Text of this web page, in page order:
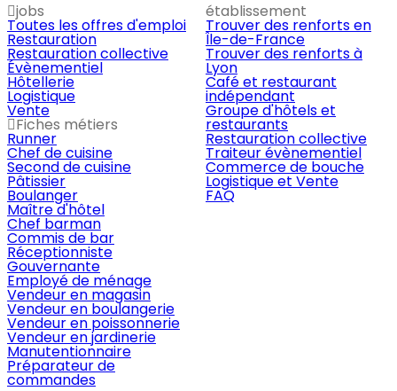
jobs
Toutes les offres d'emploi
Restauration
Restauration collective
Évènementiel
Hôtellerie
Logistique
Vente
Fiches métiers
Runner
Chef de cuisine
Second de cuisine
Pâtissier
Boulanger
Maître d'hôtel
Chef barman
Commis de bar
Réceptionniste
Gouvernante
Employé de ménage
Vendeur en magasin
Vendeur en boulangerie
Vendeur en poissonnerie
Vendeur en jardinerie
Manutentionnaire
Préparateur de
commandes
établissement
Trouver des renforts en
Île-de-France
Trouver des renforts à
Lyon
Café et restaurant
indépendant
Groupe d'hôtels et
restaurants
Restauration collective
Traiteur évènementiel
Commerce de bouche
Logistique et Vente
FAQ